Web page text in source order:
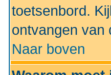
toetsenbord.
ontvangen van
Naar boven